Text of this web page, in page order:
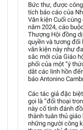
Bức thư, được
tích báo cáo của
Văn kiện Cuối
năm 2024, cáo
Thượng Hội đồng
quyền và tương đối
văn kiện này như
sắc mới của Giáo
phối của một “ý
dắt các linh hồn
báo Antonino
Các tác giả đặc
gọi là “đối thoại
này cố tình đánh
thành tuân thủ giáo
những người công